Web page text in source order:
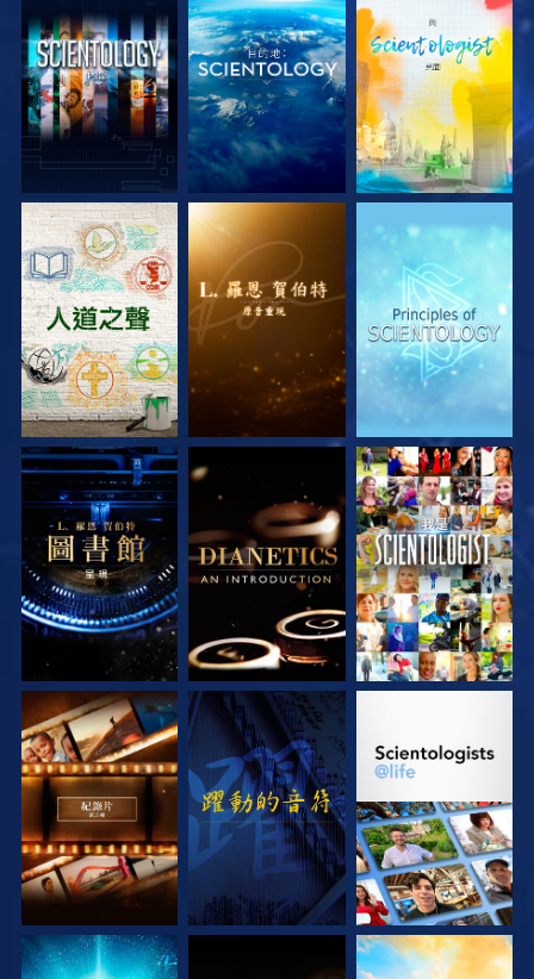
探索系列節目 探索系列節目 探索系列節目
探索系列節目 探索系列節目 觀看
探索系列節目 觀看 探索系列節目